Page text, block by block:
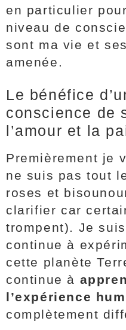
en particulier
niveau de
sont ma vie et
amenée.
Le bénéfice
conscience de
l’amour et la
Premièrement je
ne suis pas tout
roses et
clarifier car
trompent). Je
continue à
cette planète
continue à
l’expérience
complètement